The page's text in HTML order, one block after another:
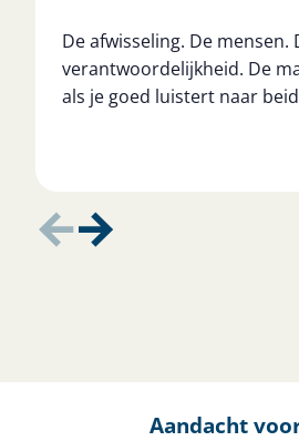
De afwisseling. De mensen.
verantwoordelijkheid. De
als je goed luistert naar
Aandacht